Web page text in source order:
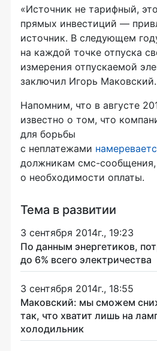
«Источник не тарифный,
прямых инвестиций —
источник. В следующем
на каждой точке отпуска
измерения отпускаемой
заключил Игорь Маковский.
Напомним, что в августе
известно о том, что
для борьбы
с неплатежами
должникам смс-сообщения
о необходимости оплаты.
Тема в развитии
3 сентября 2014г., 19:23
По данным энергетиков,
до 6% всего электричества
3 сентября 2014г., 18:55
Маковский: мы сможем
так, что хватит лишь на
холодильник